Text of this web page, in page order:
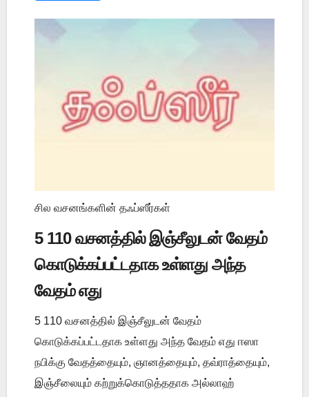
சில வசனங்களின் தஃப்ஸீர்கள்
5 110 வசனத்தில் இஞ்சீலுடன் வேதம்
கொடுக்கப்பட்டதாக உள்ளது அந்த
வேதம் எது
5 110 வசனத்தில் இஞ்சீலுடன் வேதம்
கொடுக்கப்பட்டதாக உள்ளது அந்த வேதம் எது ஈஸா
நபிக்கு வேதத்தையும், ஞானத்தையும், தவ்ராத்தையும்,
இஞ்சீலையும் கற்றுக்கொடுத்ததாக அல்லாஹ்